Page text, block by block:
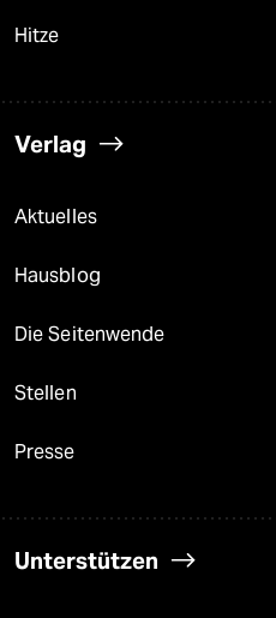
Hitze
Verlag
Aktuelles
Hausblog
Die Seitenwende
Stellen
Presse
Unterstützen